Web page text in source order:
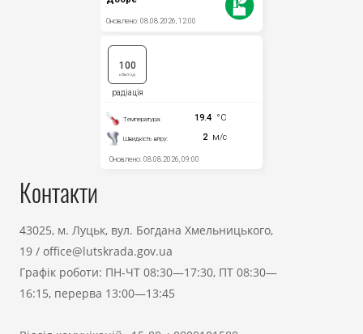
Контакти
43025, м. Луцьк, вул. Богдана Хмельницького,
19 / office@lutskrada.gov.ua
Графік роботи: ПН-ЧТ 08:30—17:30, ПТ 08:30—
16:15, перерва 13:00—13:45